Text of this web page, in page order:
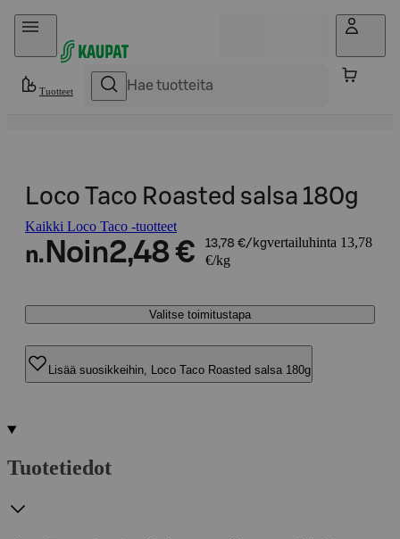
Hyppää sisältöön
Tuotteet
Loco Taco Roasted salsa 180g
Kaikki Loco Taco -tuotteet
n. Noin2,48 € 13,78 €/kgvertailuhinta 13,78
€/kg
Valitse toimitustapa
Lisää suosikkeihin, Loco Taco Roasted salsa 180g
Tuotetiedot